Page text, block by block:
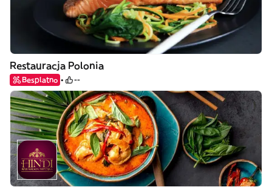
Restauracja Polonia
Besplatno --